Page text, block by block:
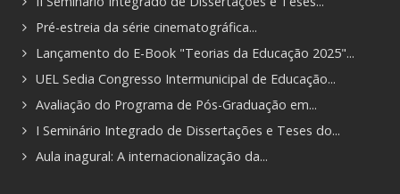
Pré-estreia da série cinematográfica...
Lançamento do E-Book "Teorias da Educação 2025"...
UEL Sedia Congresso Intermunicipal de Educação...
Avaliação do Programa de Pós-Graduação em...
I Seminário Integrado de Dissertações e Teses do...
Aula inagural: A internacionalização da...